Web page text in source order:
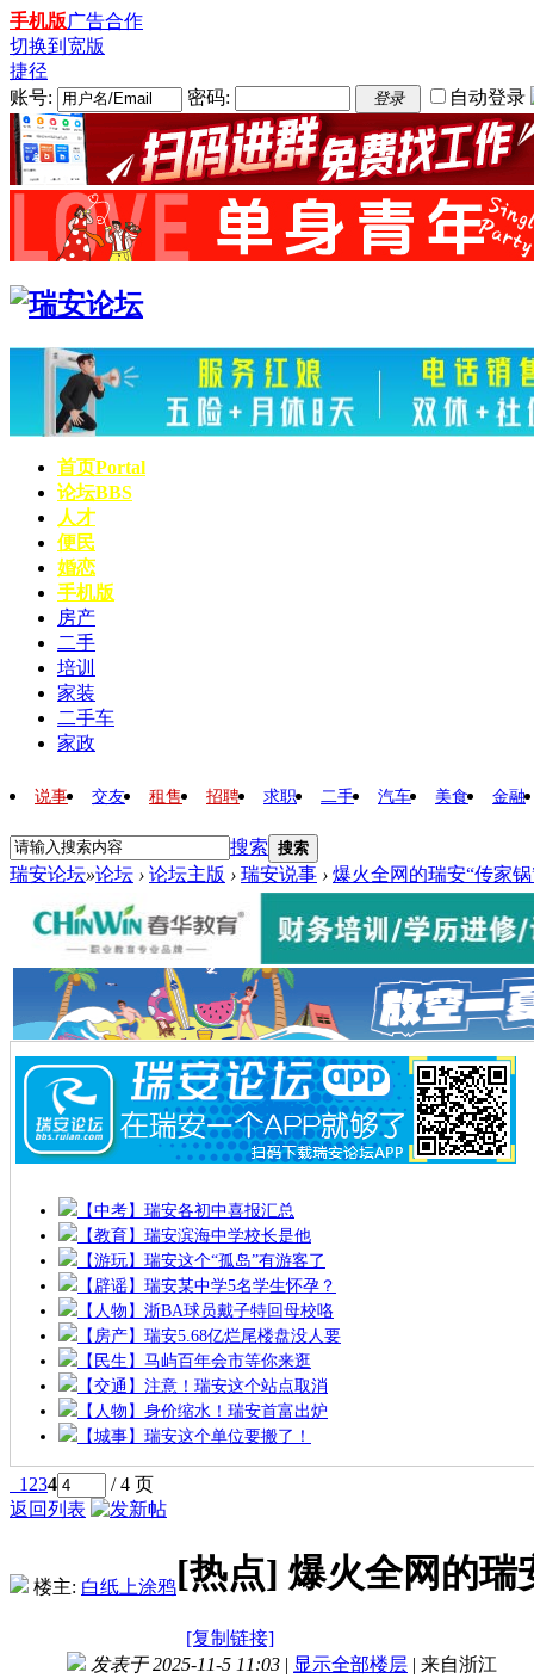
手机版广告合作
切换到宽版
捷径
账号:
密码: 登录 自动登录
首页Portal
论坛BBS
人才
便民
婚恋
手机版
房产
二手
培训
家装
二手车
家政
说事 交友 租售 招聘 求职 二手 汽车 美食 金融
搜索 搜索
瑞安论坛»论坛 › 论坛主版 › 瑞安说事 › 爆火全网的瑞安“传家
【中考】瑞安各初中喜报汇总
【教育】瑞安滨海中学校长是他
【游玩】瑞安这个“孤岛”有游客了
【辟谣】瑞安某中学5名学生怀孕？
【人物】浙BA球员戴子特回母校咯
【房产】瑞安5.68亿烂尾楼盘没人要
【民生】马屿百年会市等你来逛
【交通】注意！瑞安这个站点取消
【人物】身价缩水！瑞安首富出炉
【城事】瑞安这个单位要搬了！
1 234
/ 4 页
返回列表
楼主: 白纸上涂鸦[热点] 爆火全网的瑞
[复制链接]
发表于 2025-11-5 11:03 | 显示全部楼层 | 来自浙江